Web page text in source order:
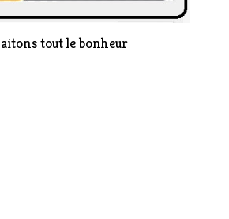
tout le bonheur